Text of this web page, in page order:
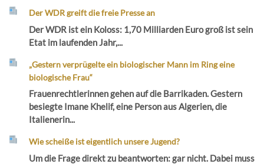
Der WDR greift die freie Presse an
Der WDR ist ein Koloss: 1,70 Milliarden Euro groß ist sein
Etat im laufenden Jahr,...
„Gestern verprügelte ein biologischer Mann im Ring eine
biologische Frau“
Frauenrechtlerinnen gehen auf die Barrikaden. Gestern
besiegte Imane Khelif, eine Person aus Algerien, die
Italienerin...
Wie scheiße ist eigentlich unsere Jugend?
Um die Frage direkt zu beantworten: gar nicht. Dabei muss